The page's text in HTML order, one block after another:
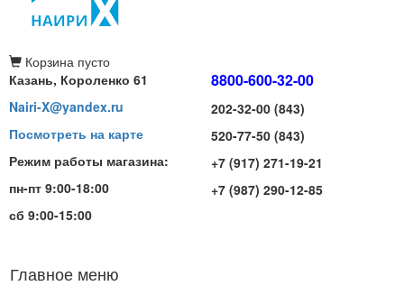
Корзина пусто
Казань, Короленко 61
Nairi-X@yandex.ru
Посмотреть на карте
Режим работы магазина:
пн-пт 9:00-18:00
сб 9:00-15:00
8800-600-32-00
202-32-00 (843)
520-77-50 (843)
+7 (917) 271-19-21
+7 (987) 290-12-85
Главное меню